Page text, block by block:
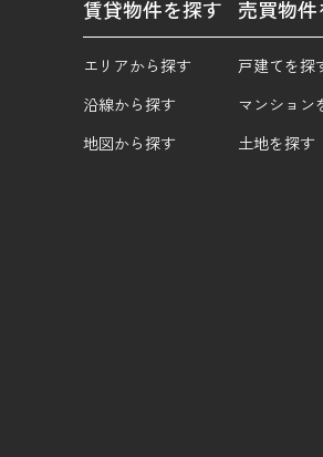
賃貸物件を探す
エリアから探す
沿線から探す
地図から探す
売買物
戸建てを探
マンション
土地を探す